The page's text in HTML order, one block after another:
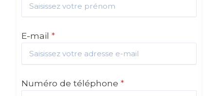
E-mail *
Numéro de téléphone *